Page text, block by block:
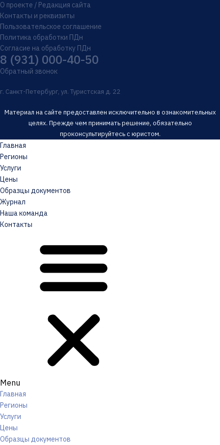
О проекте / Редакция сайта
Контакты и реквизиты
Пользовательское соглашение
Политика обработки ПДн
Согласие на обработку ПДн
8 (931) 000-40-50
Обратный звонок
г. Санкт-Петербург, ул. Туристская д. 22
Материал на сайте предоставлен исключительно в ознакомительных
целях. Прежде чем принимать решение, обязательно
проконсультируйтесь с юристом.
Главная
Регионы
Услуги
Цены
Образцы документов
Журнал
Наша команда
Контакты
Menu
Главная
Регионы
Услуги
Цены
Образцы документов